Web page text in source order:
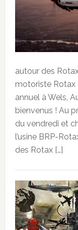
autour des
motoriste Rotax
annuel à Wels,
bienvenus ! Au
du vendredi et
l’usine BRP-
des Rotax […]